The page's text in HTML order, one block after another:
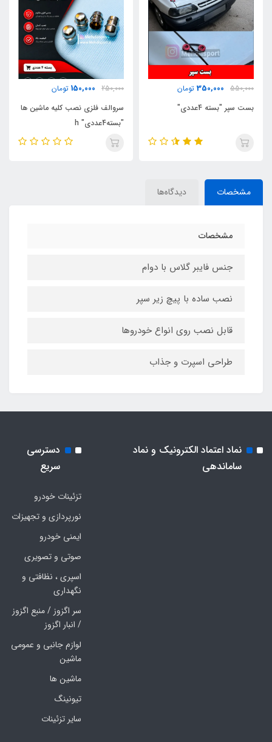
250,000
150,000 تومان
سروالف فلزی نصب کلیه ماشین ها
350,000
200,000 تومان
افتابگیر عینکی | پرده پارک
مشخصات دیدگاه‌ها
مشخصات
جنس فایبر گلاس با دوام
نصب ساده با پیچ زیر سپر
قابل نصب روی انواع خودروها
طراحی اسپرت و جذاب
نماد اعتماد الکترونیک و نماد
ساماندهی
دسترسی
سریع
تزئینات خودرو
نورپردازی و تجهیزات
ایمنی خودرو
صوتی و تصویری
اسپری ، نظافتی و
نگهداری
سر اگزوز / منبع اگزوز
/ انبار اگزوز
لوازم جانبی و عمومی
ماشین
ماشین ها
تیونینگ
سایر تزئینات